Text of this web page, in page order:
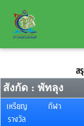
ส
สังกัด : พัทลุง
เหรียญ
รางวัล
กีฬา